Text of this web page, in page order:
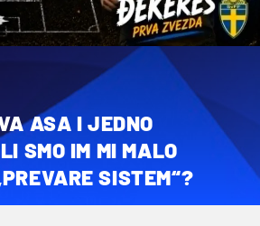
ASA I JEDNO
SMO IM MI MALO
SISTEM“?